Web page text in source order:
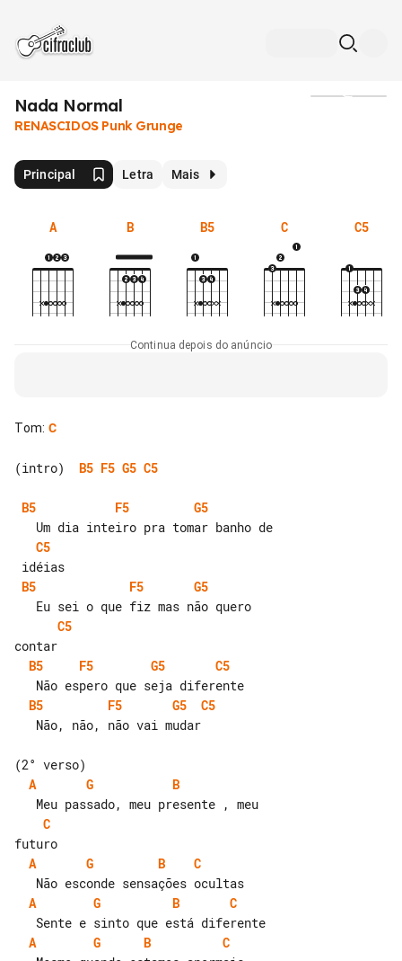
Nada Normal
RENASCIDOS Punk Grunge
Principal Letra Mais
A B B5 C C5
Continua depois do anúncio
Tom: C
(intro) B5 F5 G5 C5
B5 F5
G5
C5
B5
F5
G5
C5
B5
F5 G5
C5
B5
F5 G5
C5
A
G
B
C
A
G B
C
A
G B
C
A
G B
C